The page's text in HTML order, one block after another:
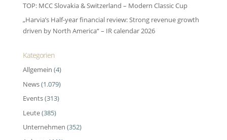
TOP: MCC Slovakia & Switzerland – Modern Classic Cup
„Harvia’s Half-year financial review: Strong revenue growth
driven by North America“ – IR calendar 2026
Kategorien
Allgemein (4)
News(1.079)
Events(313)
Leute(385)
Unternehmen (352)